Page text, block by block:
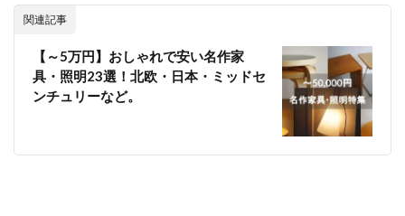
関連記事
【～5万円】おしゃれで安い名作家
具・照明23選！北欧・日本・ミッドセ
ンチュリーなど。